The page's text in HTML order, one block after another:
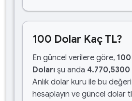
100 Dolar Kaç TL?
En güncel verilere göre,
Doları şu anda 4.770,5300
Anlık dolar kuru ile bu değeri
hesaplayın ve güncel dolar